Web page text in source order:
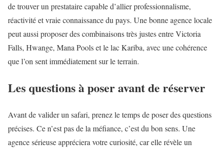
de trouver un prestataire capable d’allier professionnalisme,
réactivité et vraie connaissance du pays. Une bonne agence locale
peut aussi proposer des combinaisons très justes entre Victoria
Falls, Hwange, Mana Pools et le lac Kariba, avec une cohérence
que l’on sent immédiatement sur le terrain.
Les questions à poser avant de réserver
Avant de valider un safari, prenez le temps de poser des questions
précises. Ce n’est pas de la méfiance, c’est du bon sens. Une
agence sérieuse appréciera votre curiosité, car elle révèle un